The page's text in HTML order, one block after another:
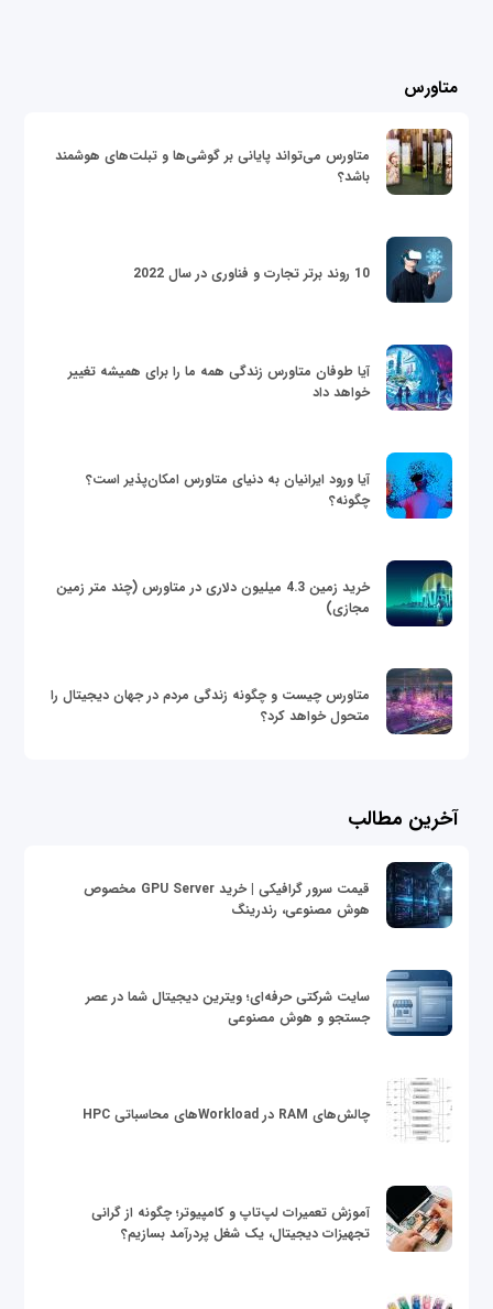
متاورس
متاورس می‌تواند پایانی بر گوشی‌ها و تبلت‌های هوشمند
باشد؟
10 روند برتر تجارت و فناوری در سال 2022
آیا طوفان متاورس زندگی همه ما را برای همیشه تغییر
خواهد داد
آیا ورود ایرانیان به دنیای متاورس امکان‌پذیر است؟
چگونه؟
خرید زمین 4.3 میلیون دلاری در متاورس (چند متر زمین
مجازی)
متاورس چیست و چگونه زندگی مردم در جهان دیجیتال را
متحول خواهد کرد؟
آخرین مطالب
قیمت سرور گرافیکی | خرید GPU Server مخصوص
هوش مصنوعی، رندرینگ
سایت شرکتی حرفه‌ای؛ ویترین دیجیتال شما در عصر
جستجو و هوش مصنوعی
چالش‌های RAM در Workloadهای محاسباتی HPC
آموزش تعمیرات لپ‌تاپ و کامپیوتر؛ چگونه از گرانی
تجهیزات دیجیتال، یک شغل پردرآمد بسازیم؟